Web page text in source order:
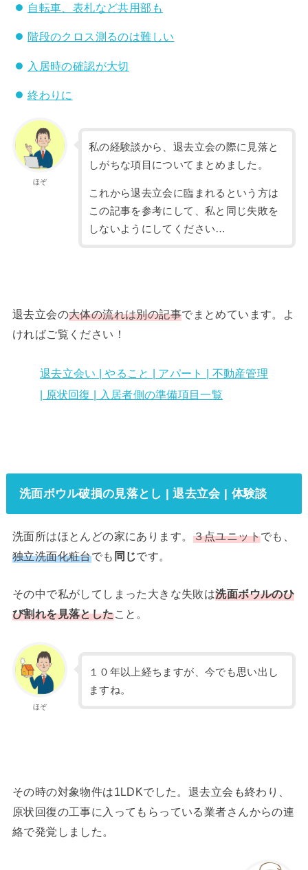
自転車、表札など共用部も
階段のクロス測るのは難しい
入居時の確認が大切
終わりに
ほぞ
私の経験談から、退去立会の際に見落と
しがちな項目についてまとめました。
これから退去立会に臨まれるという方は
この記事を参考にして、私と同じ失敗を
しないようにしてください…
退去立会の大体の流れは別の記事でまとめています。よ
ければご覧ください！
退去立会い | やること | アパート | 不動産管理
| 原状回復 | 入居者側の準備項目一覧
洗面ボウル破損の見落とし | 退去立会 | 体験談
洗面所はほとんどの家にあります。 ３点ユニットでも、
独立洗面化粧台でも 同じです。
その中で私がしてしまった大きな失敗は洗面ボウルのひ
び割れを見落としたこと。
ほぞ
１０年以上経ちますが、今でも思い出し
ますね。
その時の対象物件は1LDKでした。退去立会も終わり、
原状回復の工事に入ってもらっている業者さんからの連
絡で発覚しました。